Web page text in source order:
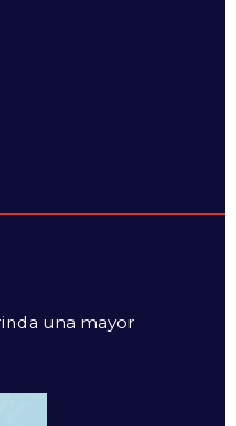
una mayor